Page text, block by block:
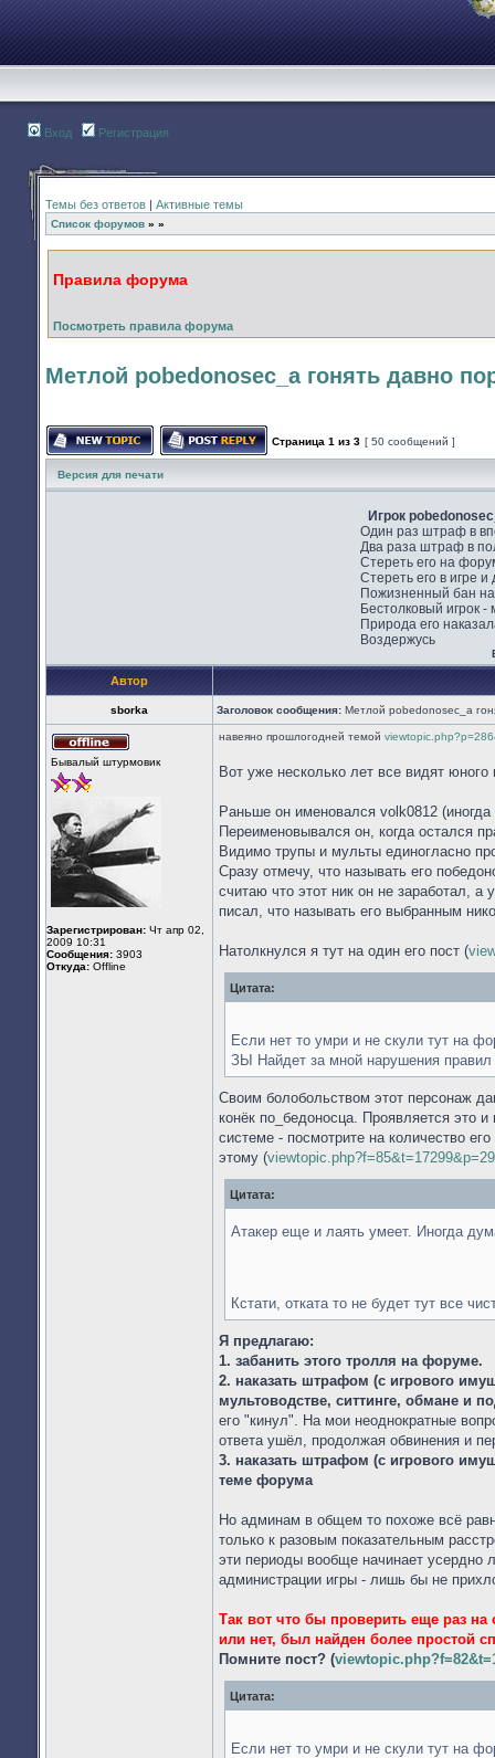
Вход Регистрация
Темы без ответов | Активные темы
Список форумов » »
Правила форума
Посмотреть правила форума
Метлой pobedonosec_а гонять давно
Начать новую тему Ответить на тему
Страница 1 из 3 [ 50 сообщений ]
Версия для печати
Игрок
Один раз штраф в
Два раза штраф в
Стереть его на
Стереть его в игре и
Пожизненный бан
Бестолковый игрок -
Природа его
Воздержусь
Автор
sborka Заголовок сообщения: Метлой pobedonosec_а
в
Бывалый штурмовик
Зарегистрирован: Чт апр 02,
2009 10:31
Сообщения: 3903
Откуда: Offline
навеяно прошлогодней темой
Вот уже несколько лет все видят
Раньше он именовался volk0812 (иногда
Переименовывался он, когда остался
Видимо трупы и мульты единогласно
Сразу отмечу, что называть его
считаю что этот ник он не заработал, а
писал, что называть его выбранным
Натолкнулся я тут на один его пост (
Цитата:
Если нет то умри и не скули тут на
ЗЫ Найдет за мной нарушения
Своим болобольством этот персонаж
конёк по_бедоносца. Проявляется это
системе - посмотрите на количество
этому (
Цитата:
Атакер еще и лаять умеет. Иногда
Кстати, отката то не будет тут все
Я предлагаю:
1. забанить этого тролля на форуме.
2. наказать штрафом (с игрового
мультоводстве, ситтинге, обмане и
его "кинул". На мои неоднократные
ответа ушёл, продолжая обвинения и
3. наказать штрафом (с игрового
теме форума
Но админам в общем то похоже всё
только к разовым показательным
эти периоды вообще начинает усердно
администрации игры - лишь бы не
Так вот что бы проверить еще раз
или нет, был найден более простой
Помните пост? (
Цитата:
Если нет то умри и не скули тут на